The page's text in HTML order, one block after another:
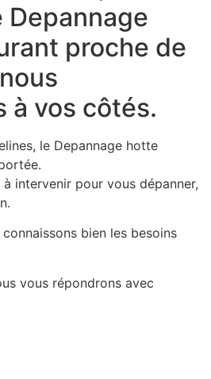
proche de
à vos côtés.
le Depannage hotte
intervenir pour vous dépanner,
bien les besoins
vous répondrons avec